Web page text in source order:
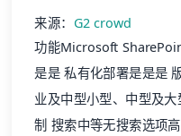
来源： G2 crowd
功能Microsoft
是是 私有化部署是是是
业及中型小型、中型及
制 搜索中等无搜索选项